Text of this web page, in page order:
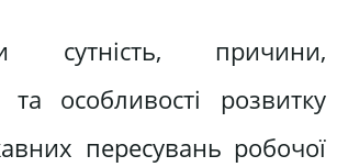
сутність, причини,
та особливості розвитку
пересувань робочої